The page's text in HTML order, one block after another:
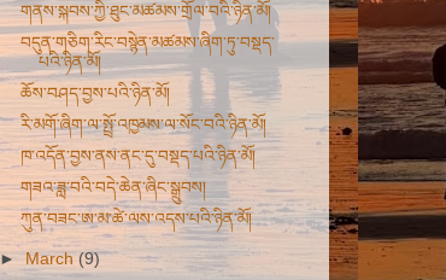
གནས་སྐབས་ཀྱི་ཐུང་མཚམས་གྲོལ་བའི་ཉིན་མོ།
བདུན་གཅིག་རིང་བསྙེན་མཚམས་ཞིག་ཏུ་བསྡད་
པའི་ཉིན་མོ།
ཆོས་བཤད་བྱས་པའི་ཉིན་མོ།
རི་མགོ་ཞིག་ལ་སྤྲོ་འཁྱམས་ལ་སོང་བའི་ཉིན་མོ།
ཁ་འདོན་བྱས་ནས་ནང་དུ་བསྡད་པའི་ཉིན་མོ།
གཟའ་ཟླ་བའི་བདེ་ཆེན་ཞིང་སྒྲུབས།
ཀུན་བཟང་ཨ་མ་ཚེ་ལས་འདས་པའི་ཉིན་མོ།
►March(9)